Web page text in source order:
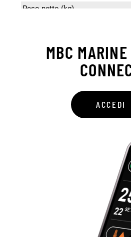
Peso netto (kg)
MBC
ACCEDI